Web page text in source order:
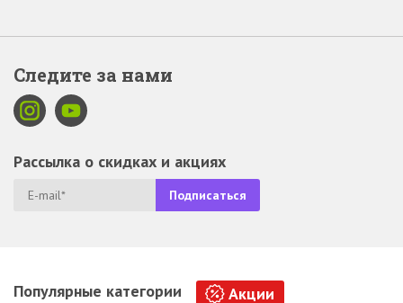
Следите за нами
Рассылка о скидках и акциях
Популярные категории Акции